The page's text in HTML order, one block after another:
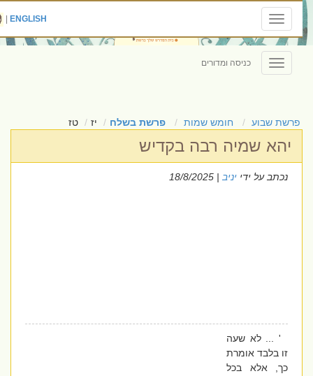
Toggle
navigation
ENGLISH
|
Toggle
navigation
כניסה ומדורים
פרשת שבוע חומש שמות פרשת בשלח יז טז
יהא שמיה רבה בקדיש
נכתב על ידייניב| 18/8/2025
' ... לא שעה
זו בלבד אומרת
כך, אלא בכל